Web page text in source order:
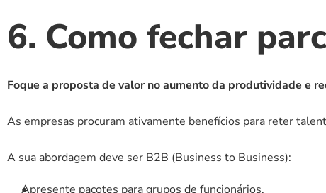
6. Como fechar
Foque a proposta de valor no aumento da produtividade e
As empresas procuram ativamente benefícios para reter
A sua abordagem deve ser B2B (Business to Business):
Apresente pacotes para grupos de funcionários.